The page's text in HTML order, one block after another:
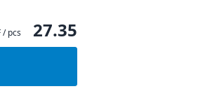
/ pcs 27.35